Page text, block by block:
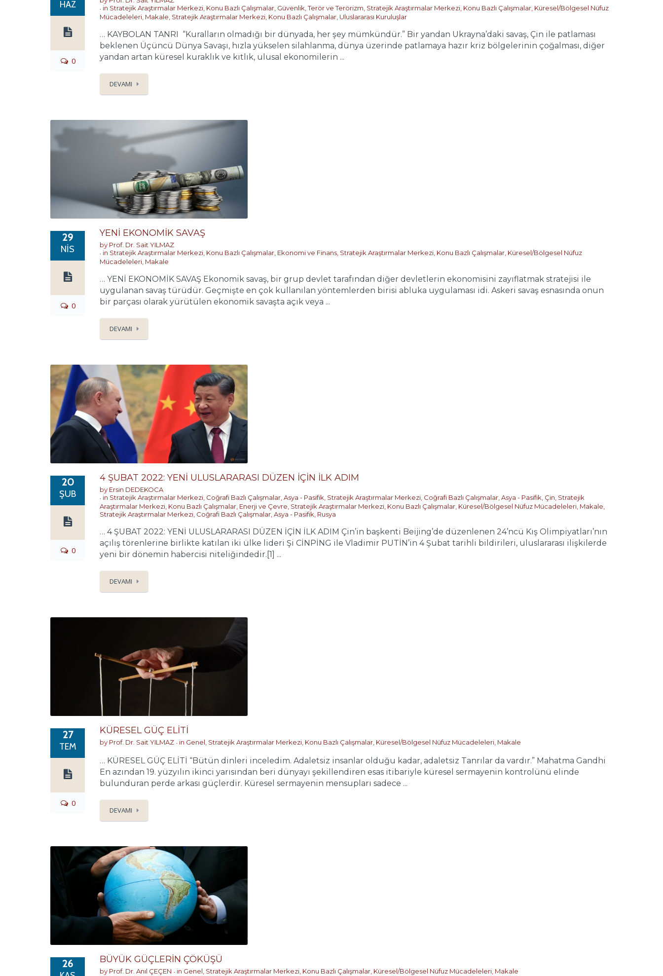
HAZ
0
in Stratejik Araştırmalar Merkezi Konu Bazlı Çalışmalar Güvenlik, Terör ve Terörizm Stratejik Araştırmalar Merkezi Konu Bazlı Çalışmalar Küresel/Bölgesel Nüfuz
Mücadeleleri Makale Stratejik Araştırmalar Merkezi Konu Bazlı Çalışmalar Uluslararası Kuruluşlar
… KAYBOLAN TANRI “Kuralların olmadığı bir dünyada, her şey mümkündür.” Bir yandan Ukrayna’daki savaş, Çin ile patlaması
beklenen Üçüncü Dünya Savaşı, hızla yükselen silahlanma, dünya üzerinde patlamaya hazır kriz bölgelerinin çoğalması, diğer
yandan artan küresel kuraklık ve kıtlık, ulusal ekonomilerin ...
DEVAMI
29
NIS
0
YENİ EKONOMİK SAVAŞ
by Prof. Dr. Sait YILMAZ
in Stratejik Araştırmalar Merkezi Konu Bazlı Çalışmalar Ekonomi ve Finans Stratejik Araştırmalar Merkezi Konu Bazlı Çalışmalar Küresel/Bölgesel Nüfuz
Mücadeleleri Makale
… YENİ EKONOMİK SAVAŞ Ekonomik savaş, bir grup devlet tarafından diğer devletlerin ekonomisini zayıflatmak stratejisi ile
uygulanan savaş türüdür. Geçmişte en çok kullanılan yöntemlerden birisi abluka uygulaması idi. Askeri savaş esnasında onun
bir parçası olarak yürütülen ekonomik savaşta açık veya ...
DEVAMI
20
ŞUB
0
4 ŞUBAT 2022: YENİ ULUSLARARASI DÜZEN İÇİN İLK ADIM
by Ersin DEDEKOCA
in Stratejik Araştırmalar Merkezi Coğrafi Bazlı Çalışmalar Asya - Pasifik Stratejik Araştırmalar Merkezi Coğrafi Bazlı Çalışmalar Asya - Pasifik Çin Stratejik
Araştırmalar Merkezi Konu Bazlı Çalışmalar Enerji ve Çevre Stratejik Araştırmalar Merkezi Konu Bazlı Çalışmalar Küresel/Bölgesel Nüfuz Mücadeleleri Makale
Stratejik Araştırmalar Merkezi Coğrafi Bazlı Çalışmalar Asya - Pasifik Rusya
… 4 ŞUBAT 2022: YENİ ULUSLARARASI DÜZEN İÇİN İLK ADIM Çin’in başkenti Beijing’de düzenlenen 24’ncü Kış Olimpiyatları’nın
açılış törenlerine birlikte katılan iki ülke lideri Şi CİNPİNG ile Vladimir PUTİN’in 4 Şubat tarihli bildirileri, uluslararası ilişkilerde
yeni bir dönemin habercisi niteliğindedir.[1] ...
DEVAMI
27
TEM
0
KÜRESEL GÜÇ ELİTİ
by Prof. Dr. Sait YILMAZ in Genel Stratejik Araştırmalar Merkezi Konu Bazlı Çalışmalar Küresel/Bölgesel Nüfuz Mücadeleleri Makale
… KÜRESEL GÜÇ ELİTİ “Bütün dinleri inceledim. Adaletsiz insanlar olduğu kadar, adaletsiz Tanrılar da vardır.” Mahatma Gandhi
En azından 19. yüzyılın ikinci yarısından beri dünyayı şekillendiren esas itibariyle küresel sermayenin kontrolünü elinde
bulunduran perde arkası güçlerdir. Küresel sermayenin mensupları sadece ...
DEVAMI
26 BÜYÜK GÜÇLERİN ÇÖKÜŞÜ
by Prof. Dr. Anıl ÇEÇEN in Genel Stratejik Araştırmalar Merkezi Konu Bazlı Çalışmalar Küresel/Bölgesel Nüfuz Mücadeleleri Makale